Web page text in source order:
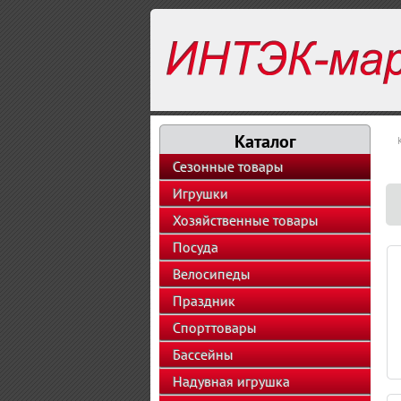
Каталог
Сезонные товары
Игрушки
Хозяйственные товары
Посуда
Велосипеды
Праздник
Спорттовары
Бассейны
Надувная игрушка